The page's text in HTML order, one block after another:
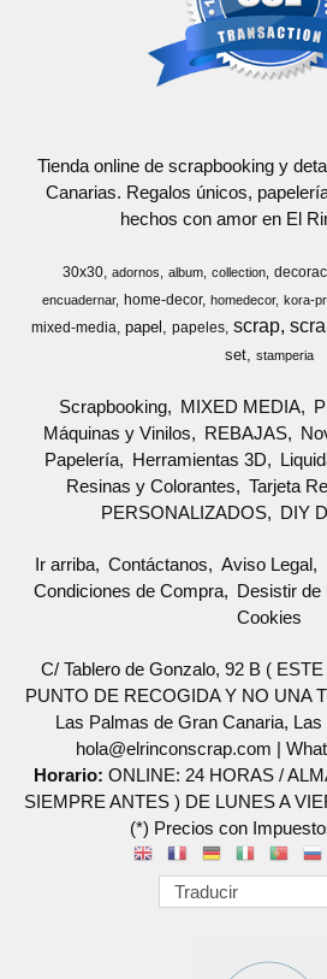
Tienda online de scrapbooking y
Canarias. Regalos únicos,
hechos con amor en El
30x30 adornos album collection
encuadernar home-decor homedecor kora-
mixed-media papel papeles scrap
set stamperia
Scrapbooking MIXED MEDIA
Máquinas y Vinilos
REBAJAS
Papelería
Herramientas 3D
Resinas y Colorantes
Tarjeta
PERSONALIZADOS
DIY
Ir arriba Contáctanos Aviso Legal
Condiciones de Compra
Desistir de
Cookies
C/ Tablero de Gonzalo, 92 B (
PUNTO DE RECOGIDA Y NO UNA
Las Palmas de Gran Canaria,
hola@elrinconscrap.com |
Horario: ONLINE: 24 HORAS /
SIEMPRE ANTES ) DE LUNES A
(*) Precios con